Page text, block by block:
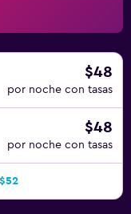
$48
por noche con tasas
$48
por noche con tasas